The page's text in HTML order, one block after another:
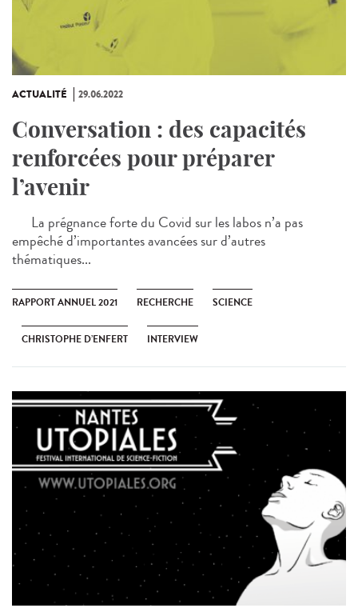
ACTUALITÉ 29.06.2022
Conversation : des capacités
renforcées pour préparer
l’avenir
La prégnance forte du Covid sur les labos n’a pas
empêché d’importantes avancées sur d’autres
thématiques...
RAPPORT ANNUEL 2021 RECHERCHE SCIENCE
CHRISTOPHE D’ENFERT INTERVIEW